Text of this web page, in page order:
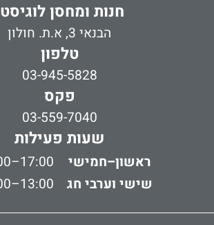
חנות ומחסן
הבנאי 3, א.ת. חולון
טלפון
03-945-5828
פקס
03-559-7040
שעות פעילות
ראשון–חמישי
שישי וערבי חג